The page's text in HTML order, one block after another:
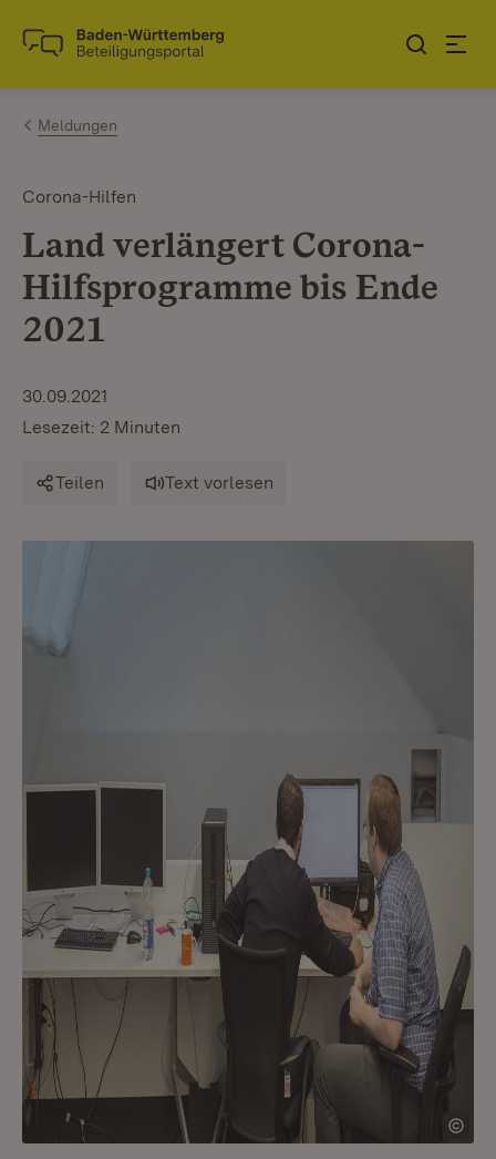
Zum Inhalt springen
Link zur Startseite
Meldungen
Corona-Hilfen
Land verlängert Corona-
Hilfsprogramme bis Ende
2021
30.09.2021
Lesezeit: 2 Minuten
Teilen Text vorlesen